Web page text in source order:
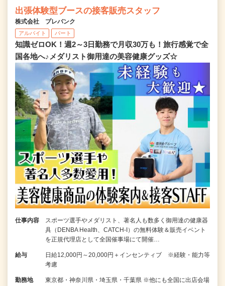
出張体験型ブースの接客販売スタッフ
株式会社 プレバンク
アルバイト パート
知識ゼロOK！週2～3日勤務で月収30万も！旅行感覚で全
国各地へ♪メダリスト御用達の美容健康グッズ☆
仕事内容
スポーツ選手やメダリスト、著名人も数多く御用達の健康器
具（DENBA Health、CATCH-I）の無料体験＆販売イベント
を正規代理店として全国催事場にて開催…
給与
日給12,000円～20,000円＋インセンティブ ※経験・能力等
考慮
勤務地 東京都・神奈川県・埼玉県・千葉県 ※他にも全国に出店会場